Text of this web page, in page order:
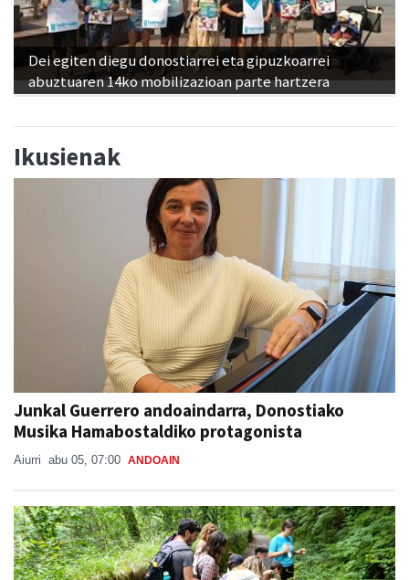
Dei egiten diegu donostiarrei eta gipuzkoarrei
abuztuaren 14ko mobilizazioan parte hartzera
Ikusienak
Junkal Guerrero andoaindarra, Donostiako
Musika Hamabostaldiko protagonista
Aiurri abu 05, 07:00 ANDOAIN